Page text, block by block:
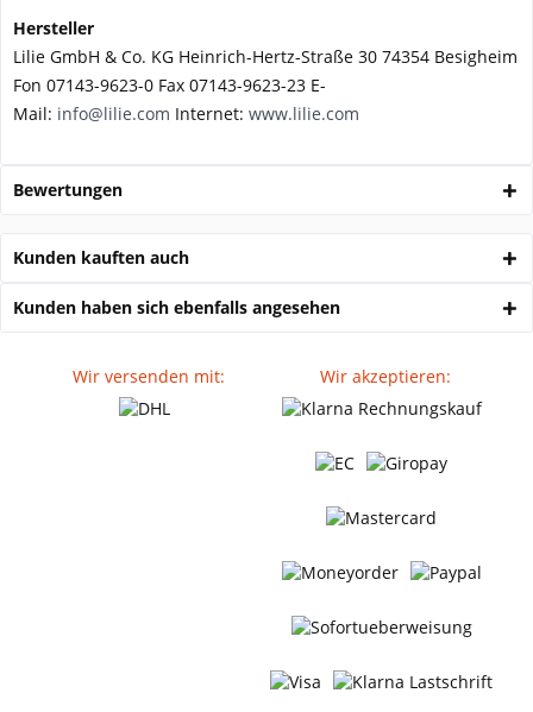
Hersteller
Lilie GmbH & Co. KG Heinrich-Hertz-Straße 30 74354 Besigheim
Fon 07143-9623-0 Fax 07143-9623-23 E-
Mail: info@lilie.com Internet: www.lilie.com
Bewertungen
Kunden kauften auch
Kunden haben sich ebenfalls angesehen
Wir versenden mit: Wir akzeptieren: